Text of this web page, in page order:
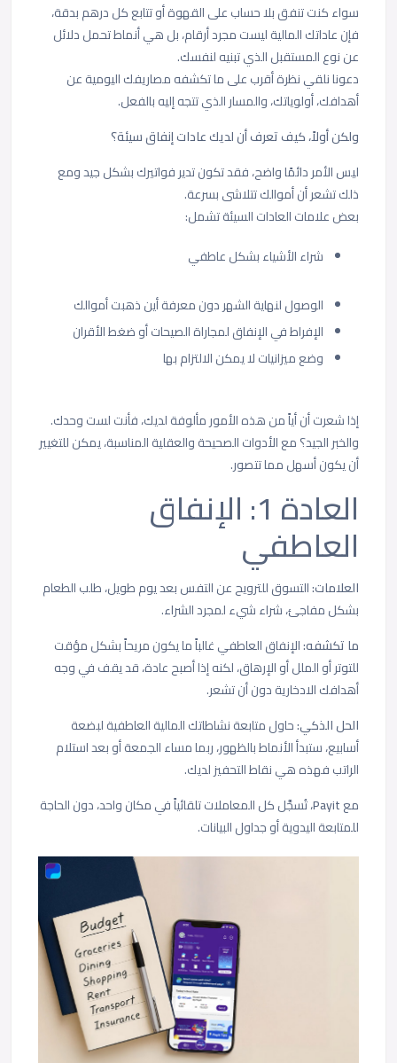
سواء كنت تنفق بلا حساب على القهوة أو تتابع كل درهم بدقة،
فإن عاداتك المالية ليست مجرد أرقام، بل هي أنماط تحمل دلائل
عن نوع المستقبل الذي تبنيه لنفسك.
دعونا نلقي نظرة أقرب على ما تكشفه مصاريفك اليومية عن
أهدافك، أولوياتك، والمسار الذي تتجه إليه بالفعل.
ولكن أولاً، كيف تعرف أن لديك عادات إنفاق سيئة؟
ليس الأمر دائمًا واضح، فقد تكون تدير فواتيرك بشكل جيد ومع
ذلك تشعر أن أموالك تتلاشى بسرعة.
بعض علامات العادات السيئة تشمل:
شراء الأشياء بشكل عاطفي
الوصول لنهاية الشهر دون معرفة أين ذهبت أموالك
الإفراط في الإنفاق لمجاراة الصيحات أو ضغط الأقران
وضع ميزانيات لا يمكن الالتزام بها
إذا شعرت أن أياً من هذه الأمور مألوفة لديك، فأنت لست وحدك.
والخبر الجيد؟ مع الأدوات الصحيحة والعقلية المناسبة، يمكن للتغيير
أن يكون أسهل مما تتصور.
العادة 1: الإنفاق
العاطفي
العلامات:التسوق للترويح عن التفس بعد يوم طويل، طلب الطعام
بشكل مفاجئ، شراء شيء لمجرد الشراء.
ما تكشفه:الإنفاق العاطفي غالباً ما يكون مريحاً بشكل مؤقت
للتوتر أو الملل أو الإرهاق، لكنه إذا أصبح عادة، قد يقف في وجه
أهدافك الادخارية دون أن تشعر.
الحل الذكي:حاول متابعة نشاطاتك المالية العاطفية لبضعة
أسابيع، ستبدأ الأنماط بالظهور، ربما مساء الجمعة أو بعد استلام
الراتب فهذه هي نقاط التحفيز لديك.
معPayit، تُسجَّل كل المعاملات تلقائياً في مكان واحد، دون الحاجة
للمتابعة اليدوية أو جداول البيانات.